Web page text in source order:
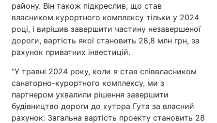
району. Він також підкреслив, що став
власником курортного комплексу тільки у 2024
році, і вирішив завершити частину незавершеної
дороги, вартість якої становить 28,8 млн грн, за
рахунок приватних інвестицій.
"У травні 2024 року, коли я став співвласником
санаторно-курортного комплексу, ми з
партнером ухвалили рішення завершити
будівництво дороги до хутора Гута за власний
рахунок. Загальна вартість проекту становить 28